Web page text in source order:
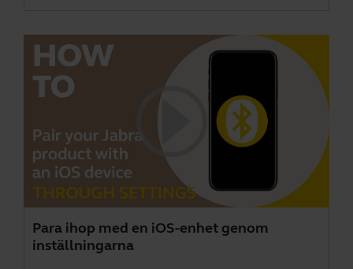
Para ihop med en iOS-enhet genom
inställningarna